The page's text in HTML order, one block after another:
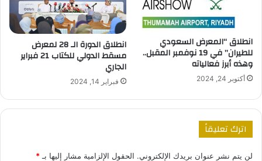
انطلاق “المعرض السعودي
للطيران” في 19 نوفمبر المقبل..
وهذه أبرز فعالياته
أكتوبر 24, 2024
انطلاق الدورة الـ 28 لمعرض
مسقط الدولي للكتاب 21 فبراير
الجاري
فبراير 14, 2024
اترك تعليقاً
لن يتم نشر عنوان بريدك الإلكتروني. الحقول الإلزامية مشار إليها بـ *